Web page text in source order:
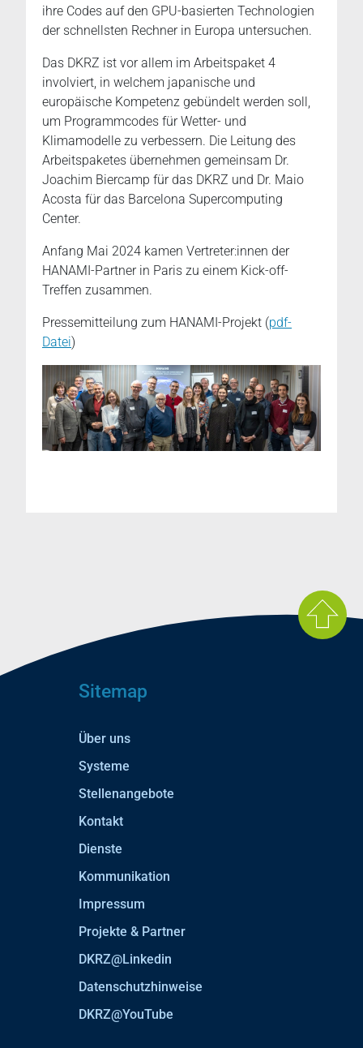
ihre Codes auf den GPU-basierten Technologien
der schnellsten Rechner in Europa untersuchen.
Das DKRZ ist vor allem im Arbeitspaket 4
involviert, in welchem japanische und
europäische Kompetenz gebündelt werden soll,
um Programmcodes für Wetter- und
Klimamodelle zu verbessern. Die Leitung des
Arbeitspaketes übernehmen gemeinsam Dr.
Joachim Biercamp für das DKRZ und Dr. Maio
Acosta für das Barcelona Supercomputing
Center.
Anfang Mai 2024 kamen Vertreter:innen der
HANAMI-Partner in Paris zu einem Kick-off-
Treffen zusammen.
Pressemitteilung zum HANAMI-Projekt (pdf-
Datei)
Sitemap
Über uns
Systeme
Stellenangebote
Kontakt
Dienste
Kommunikation
Impressum
Projekte & Partner
DKRZ@Linkedin
Datenschutzhinweise
DKRZ@YouTube